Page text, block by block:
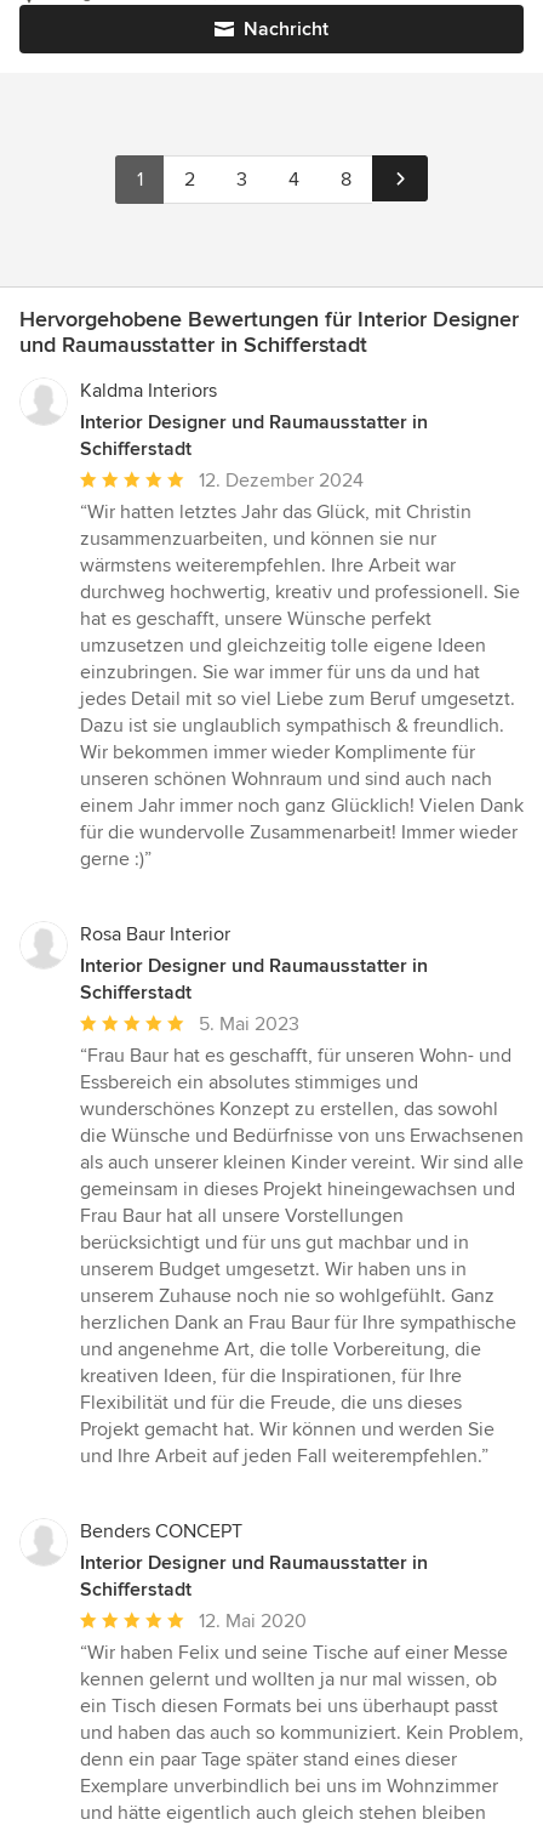
Nachricht
1 2 3 4 8
Hervorgehobene Bewertungen für Interior Designer
und Raumausstatter in Schifferstadt
Kaldma Interiors
Interior Designer und Raumausstatter in
Schifferstadt
Durchschnittliche
Bewertung:
5
von
5
Sternen
12. Dezember 2024
“Wir hatten letztes Jahr das Glück, mit Christin
zusammenzuarbeiten, und können sie nur
wärmstens weiterempfehlen. Ihre Arbeit war
durchweg hochwertig, kreativ und professionell. Sie
hat es geschafft, unsere Wünsche perfekt
umzusetzen und gleichzeitig tolle eigene Ideen
einzubringen. Sie war immer für uns da und hat
jedes Detail mit so viel Liebe zum Beruf umgesetzt.
Dazu ist sie unglaublich sympathisch & freundlich.
Wir bekommen immer wieder Komplimente für
unseren schönen Wohnraum und sind auch nach
einem Jahr immer noch ganz Glücklich! Vielen Dank
für die wundervolle Zusammenarbeit! Immer wieder
gerne :)”
Rosa Baur Interior
Interior Designer und Raumausstatter in
Schifferstadt
Durchschnittliche
Bewertung:
5
von
5
Sternen
5. Mai 2023
“Frau Baur hat es geschafft, für unseren Wohn- und
Essbereich ein absolutes stimmiges und
wunderschönes Konzept zu erstellen, das sowohl
die Wünsche und Bedürfnisse von uns Erwachsenen
als auch unserer kleinen Kinder vereint. Wir sind alle
gemeinsam in dieses Projekt hineingewachsen und
Frau Baur hat all unsere Vorstellungen
berücksichtigt und für uns gut machbar und in
unserem Budget umgesetzt. Wir haben uns in
unserem Zuhause noch nie so wohlgefühlt. Ganz
herzlichen Dank an Frau Baur für Ihre sympathische
und angenehme Art, die tolle Vorbereitung, die
kreativen Ideen, für die Inspirationen, für Ihre
Flexibilität und für die Freude, die uns dieses
Projekt gemacht hat. Wir können und werden Sie
und Ihre Arbeit auf jeden Fall weiterempfehlen.”
Benders CONCEPT
Interior Designer und Raumausstatter in
Schifferstadt
Durchschnittliche
Bewertung:
5
von
5
Sternen
12. Mai 2020
“Wir haben Felix und seine Tische auf einer Messe
kennen gelernt und wollten ja nur mal wissen, ob
ein Tisch diesen Formats bei uns überhaupt passt
und haben das auch so kommuniziert. Kein Problem,
denn ein paar Tage später stand eines dieser
Exemplare unverbindlich bei uns im Wohnzimmer
und hätte eigentlich auch gleich stehen bleiben